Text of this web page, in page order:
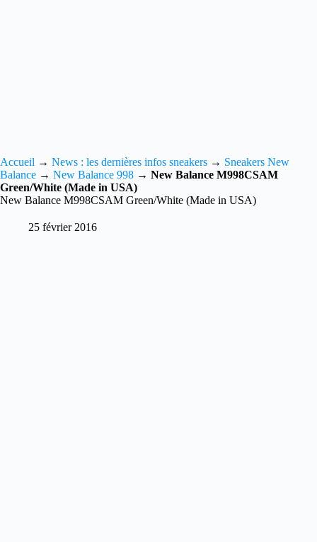
Accueil → News : les dernières infos sneakers → Sneakers New
Balance → New Balance 998 → New Balance M998CSAM
Green/White (Made in USA)
New Balance M998CSAM Green/White (Made in USA)
25 février 2016